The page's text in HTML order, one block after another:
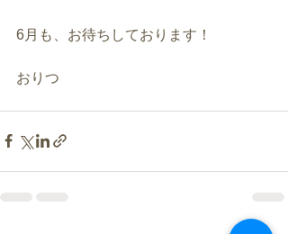
6月も、お待ちしております！
おりつ